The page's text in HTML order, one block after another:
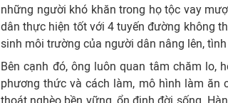
những người khó khăn trong họ tộc vay
dân thực hiện tốt với 4 tuyến đường không
sinh môi trường của người dân nâng lên,
Bên cạnh đó, ông luôn quan tâm chăm lo,
phương thức và cách làm, mô hình làm ăn